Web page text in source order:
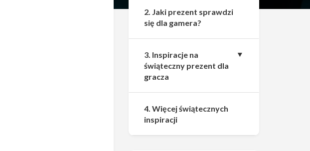
2. Jaki prezent sprawdzi
się dla gamera?
3. Inspiracje na
świąteczny prezent dla
gracza
4. Więcej świątecznych
inspiracji